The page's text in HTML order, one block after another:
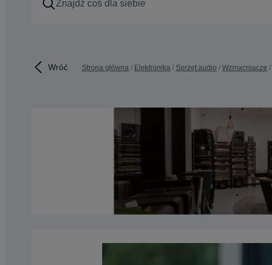
Wróć Strona główna Elektronika Sprzęt audio Wzmacniacze